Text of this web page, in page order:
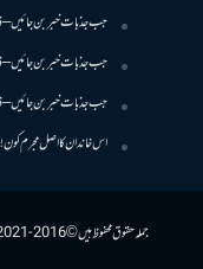
جب جذبات خبر بن جائیں –
جب جذبات خبر بن جائیں –
جب جذبات خبر بن جائیں –
اس خاندان کا اصل مجرم کون!
جملہ حقوق محفوظ ہیں © 2016-2021 دلیل (ڈاٹ پی کے)۔